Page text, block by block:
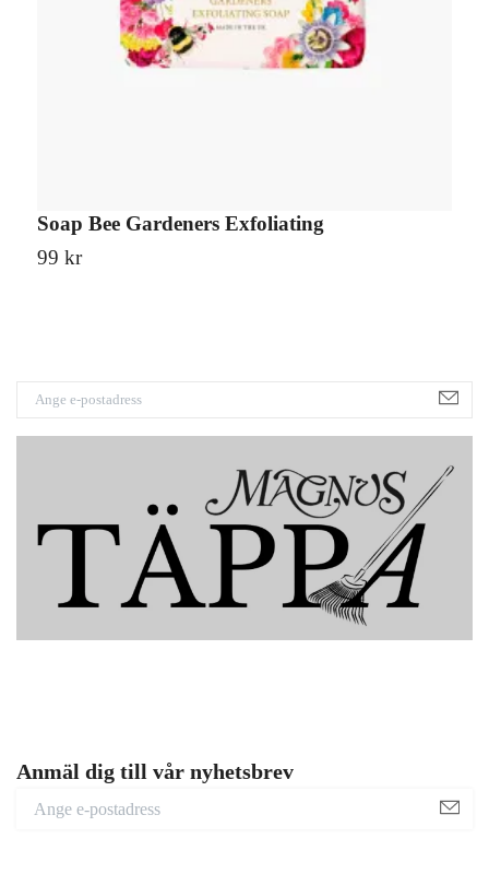
Soap Bee Gardeners Exfoliating
99 kr
Anmäl dig till vår nyhetsbrev